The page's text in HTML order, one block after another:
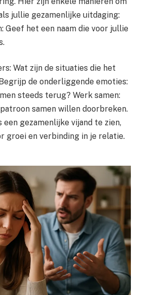
jullie gezamenlijke uitdaging:
Geef het een naam die voor jullie
Wat zijn de situaties die het
de onderliggende emoties:
steeds terug? Werk samen:
samen willen doorbreken.
een gezamenlijke vijand te zien,
groei en verbinding in je relatie.